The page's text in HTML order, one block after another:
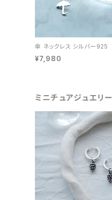
傘 ネックレス シルバー925
¥7,980
ミニチュアジュエリー